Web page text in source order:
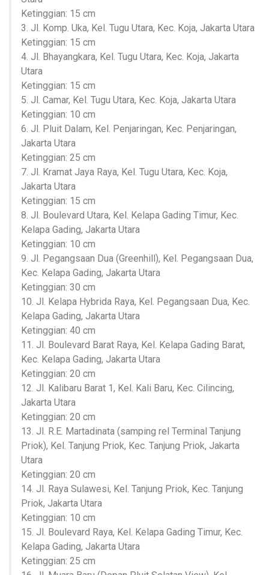
Ketinggian: 15 cm
3. Jl. Komp. Uka, Kel. Tugu Utara, Kec. Koja, Jakarta Utara
Ketinggian: 15 cm
4. Jl. Bhayangkara, Kel. Tugu Utara, Kec. Koja, Jakarta
Utara
Ketinggian: 15 cm
5. Jl. Camar, Kel. Tugu Utara, Kec. Koja, Jakarta Utara
Ketinggian: 10 cm
6. Jl. Pluit Dalam, Kel. Penjaringan, Kec. Penjaringan,
Jakarta Utara
Ketinggian: 25 cm
7. Jl. Kramat Jaya Raya, Kel. Tugu Utara, Kec. Koja,
Jakarta Utara
Ketinggian: 15 cm
8. Jl. Boulevard Utara, Kel. Kelapa Gading Timur, Kec.
Kelapa Gading, Jakarta Utara
Ketinggian: 10 cm
9. Jl. Pegangsaan Dua (Greenhill), Kel. Pegangsaan Dua,
Kec. Kelapa Gading, Jakarta Utara
Ketinggian: 30 cm
10. Jl. Kelapa Hybrida Raya, Kel. Pegangsaan Dua, Kec.
Kelapa Gading, Jakarta Utara
Ketinggian: 40 cm
11. Jl. Boulevard Barat Raya, Kel. Kelapa Gading Barat,
Kec. Kelapa Gading, Jakarta Utara
Ketinggian: 20 cm
12. Jl. Kalibaru Barat 1, Kel. Kali Baru, Kec. Cilincing,
Jakarta Utara
Ketinggian: 20 cm
13. Jl. R.E. Martadinata (samping rel Terminal Tanjung
Priok), Kel. Tanjung Priok, Kec. Tanjung Priok, Jakarta
Utara
Ketinggian: 20 cm
14. Jl. Raya Sulawesi, Kel. Tanjung Priok, Kec. Tanjung
Priok, Jakarta Utara
Ketinggian: 10 cm
15. Jl. Boulevard Raya, Kel. Kelapa Gading Timur, Kec.
Kelapa Gading, Jakarta Utara
Ketinggian: 25 cm